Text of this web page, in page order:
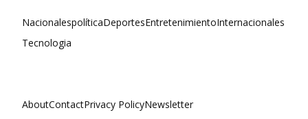
NacionalespolíticaDeportesEntretenimientoInternacionales
Tecnologia
AboutContactPrivacy PolicyNewsletter